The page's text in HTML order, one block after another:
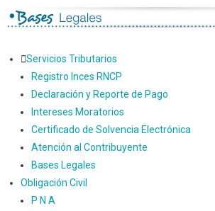
Servicios Tributarios
Registro Inces RNCP
Declaración y Reporte de Pago
Intereses Moratorios
Certificado de Solvencia Electrónica
Atención al Contribuyente
Bases Legales
Obligación Civil
P N A